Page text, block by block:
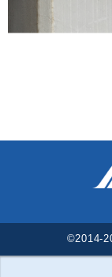
©2014-